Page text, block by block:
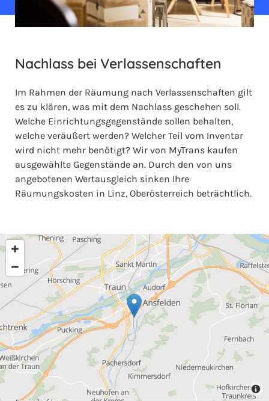
Nachlass bei Verlassenschaften
Im Rahmen der Räumung nach Verlassenschaften gilt
es zu klären, was mit dem Nachlass geschehen soll.
Welche Einrichtungsgegenstände sollen behalten,
welche veräußert werden? Welcher Teil vom Inventar
wird nicht mehr benötigt? Wir von MyTrans kaufen
ausgewählte Gegenstände an. Durch den von uns
angebotenen Wertausgleich sinken Ihre
Räumungskosten in Linz, Oberösterreich beträchtlich.